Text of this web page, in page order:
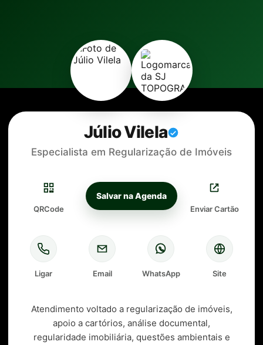
Júlio Vilela
Especialista em Regularização de Imóveis
QRCode
Salvar na Agenda
Enviar Cartão
Ligar Email WhatsApp Site
Atendimento voltado a regularização de imóveis,
apoio a cartórios, análise documental,
regularidade imobiliária, questões ambientais e